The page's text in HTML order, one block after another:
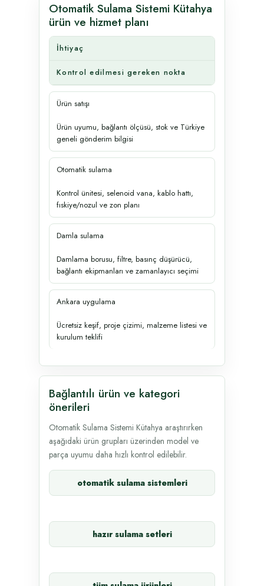
Otomatik Sulama Sistemi Kütahya
ürün ve hizmet planı
İhtiyaç
Kontrol edilmesi gereken nokta
Ürün satışı
Ürün uyumu, bağlantı ölçüsü, stok ve Türkiye
geneli gönderim bilgisi
Otomatik sulama
Kontrol ünitesi, selenoid vana, kablo hattı,
fıskiye/nozul ve zon planı
Damla sulama
Damlama borusu, filtre, basınç düşürücü,
bağlantı ekipmanları ve zamanlayıcı seçimi
Ankara uygulama
Ücretsiz keşif, proje çizimi, malzeme listesi ve
kurulum teklifi
Bağlantılı ürün ve kategori
önerileri
Otomatik Sulama Sistemi Kütahya araştırırken
aşağıdaki ürün grupları üzerinden model ve
parça uyumu daha hızlı kontrol edilebilir.
otomatik sulama sistemleri
hazır sulama setleri